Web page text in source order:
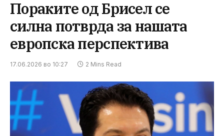
Пораките од Брисел се
силна потврда за нашата
европска перспектива
17.06.2026 во 10:27 2 Mins Read